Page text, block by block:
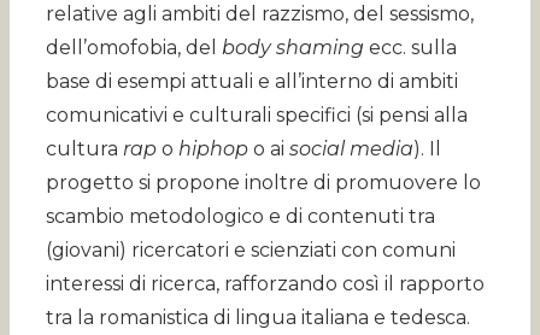
relative agli ambiti del razzismo, del sessismo,
dell’omofobia, del body shaming ecc. sulla
base di esempi attuali e all’interno di ambiti
comunicativi e culturali specifici (si pensi alla
cultura rap o hiphop o ai social media). Il
progetto si propone inoltre di promuovere lo
scambio metodologico e di contenuti tra
(giovani) ricercatori e scienziati con comuni
interessi di ricerca, rafforzando così il rapporto
tra la romanistica di lingua italiana e tedesca.